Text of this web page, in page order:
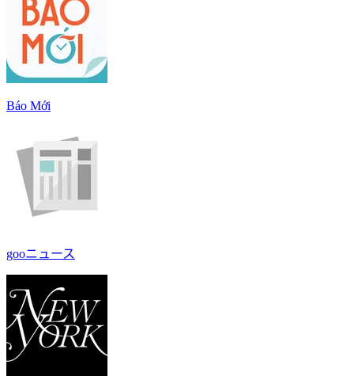
Báo Mới
gooニュース